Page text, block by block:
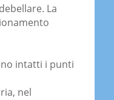
La
intatti i punti
nel